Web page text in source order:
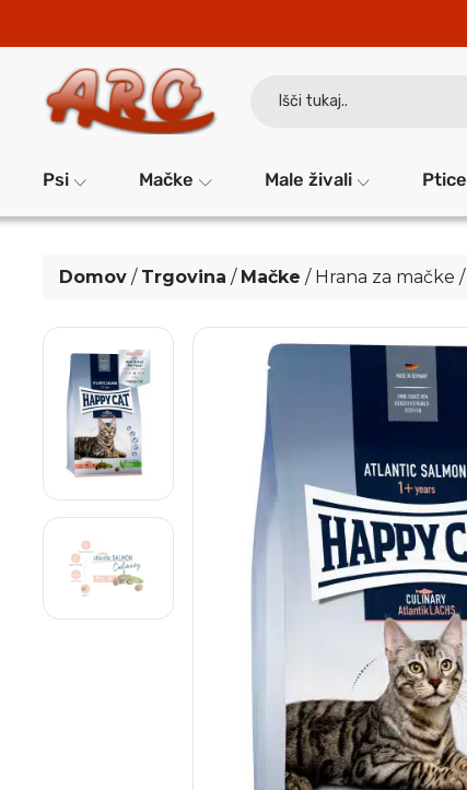
Psi Mačke Male živali Ptice
Domov / Trgovina / Mačke / Hrana za mačke /